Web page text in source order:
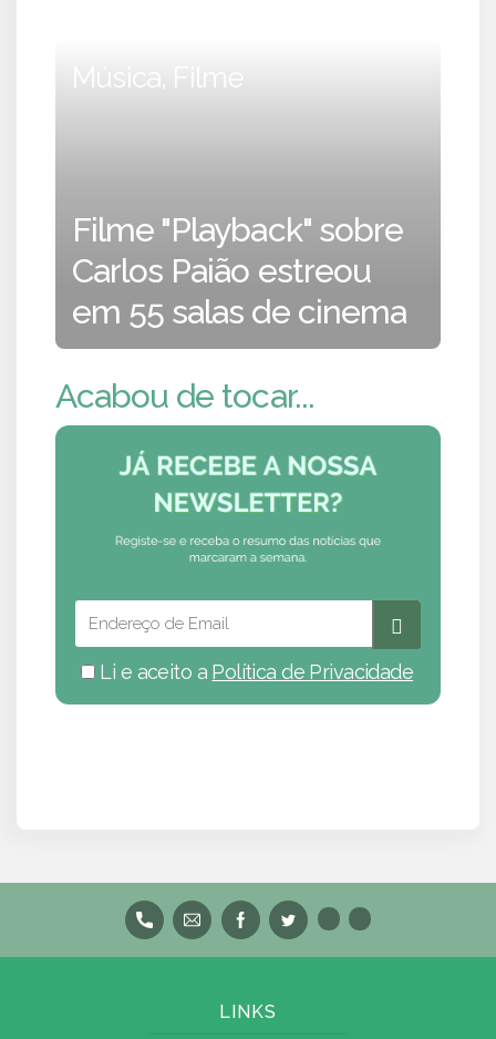
Música, Filme
Filme "Playback" sobre
Carlos Paião estreou
em 55 salas de cinema
Acabou de tocar...
Li e aceito a Política de Privacidade
LINKS